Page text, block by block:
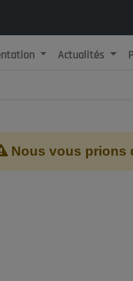
Actualités
Nous vous prions